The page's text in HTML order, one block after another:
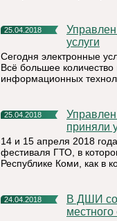
25.04.2018
Управление Росреестра по Республике Коми: электронные
услуги
Сегодня электронные
Всё большее количество
информационных
25.04.2018
Управление Росреестра по Республике Коми: сотрудники
приняли
14 и 15 апреля 2018
фестиваля ГТО, в
Республике Коми, как в
24.04.2018
В ДШИ состоялся праздничный концерт посвященный Дню